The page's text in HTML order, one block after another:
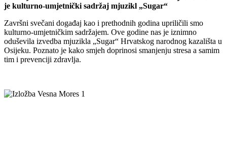
je kulturno-umjetnički sadržaj mjuzikl „Sugar“
Završni svečani događaj kao i prethodnih godina upriličili smo
kulturno-umjetničkim sadržajem. Ove godine nas je iznimno
oduševila izvedba mjuzikla „Sugar“ Hrvatskog narodnog kazališta u
Osijeku. Poznato je kako smjeh doprinosi smanjenju stresa a samim
tim i prevenciji zdravlja.